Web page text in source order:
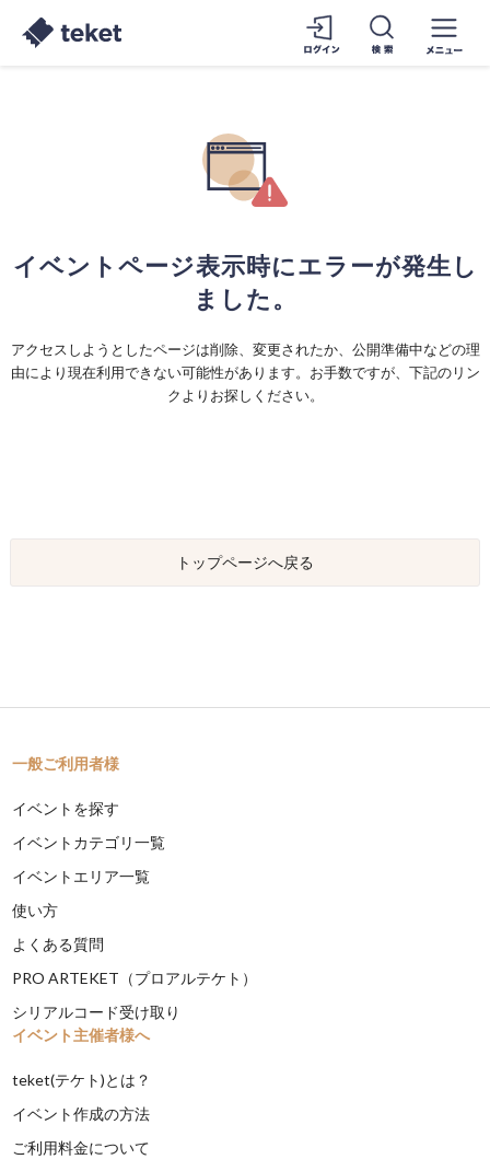
イベントページ表示時にエラーが発生し
ました。
アクセスしようとしたページは削除、変更されたか、公開準備中などの理
由により現在利用できない可能性があります。お手数ですが、下記のリン
クよりお探しください。
トップページへ戻る
一般ご利用者様
イベントを探す
イベントカテゴリ一覧
イベントエリア一覧
使い方
よくある質問
PRO ARTEKET（プロアルテケト）
シリアルコード受け取り
イベント主催者様へ
teket(テケト)とは？
イベント作成の方法
ご利用料金について